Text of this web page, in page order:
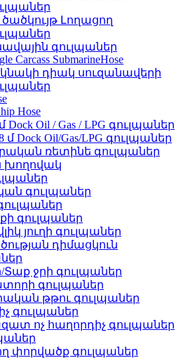
ծածկույթ Լողացող
գուլպաներ
Carcass SubmarineHose
դիակ սուզանավերի
Hose
Dock Oil / Gas / LPG գուլպաներ
մ Dock Oil/Gas/LPG գուլպաներ
ռետինե գուլպաներ
խողովակ
գուլպաներ
գուլպաներ
յուղի գուլպաներ
դիմացկուն
Տաք ջրի գուլպաներ
գուլպաներ
թթու գուլպաներ
գուլպաներ
ոչ հաղորդիչ գուլպաներ
փորվածք գուլպաներ